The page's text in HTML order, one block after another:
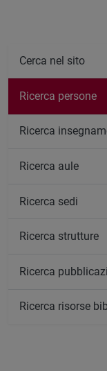
Cerca nel sito
Ricerca persone
Ricerca
Ricerca aule
Ricerca sedi
Ricerca strutture
Ricerca
Ricerca risorse